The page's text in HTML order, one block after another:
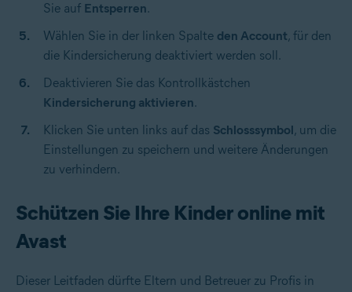
Sie auf Entsperren.
Wählen Sie in der linken Spalte den Account, für den
die Kindersicherung deaktiviert werden soll.
Deaktivieren Sie das Kontrollkästchen
Kindersicherung aktivieren.
Klicken Sie unten links auf das Schlosssymbol, um die
Einstellungen zu speichern und weitere Änderungen
zu verhindern.
Schützen Sie Ihre Kinder online mit
Avast
Dieser Leitfaden dürfte Eltern und Betreuer zu Profis in